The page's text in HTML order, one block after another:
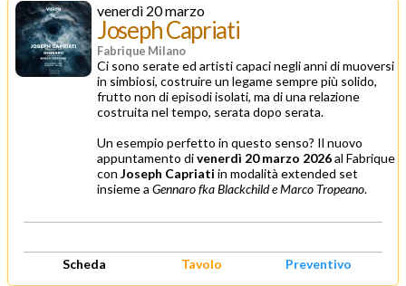
venerdì 20 marzo
Joseph Capriati
Fabrique Milano
Ci sono serate ed artisti capaci negli anni di muoversi
in simbiosi, costruire un legame sempre più solido,
frutto non di episodi isolati, ma di una relazione
costruita nel tempo, serata dopo serata.
Un esempio perfetto in questo senso? Il nuovo
appuntamento divenerdì 20 marzo 2026al Fabrique
con Joseph Capriati in modalità extended set
insieme a Gennaro fka Blackchild e Marco Tropeano.
Scheda Tavolo Preventivo